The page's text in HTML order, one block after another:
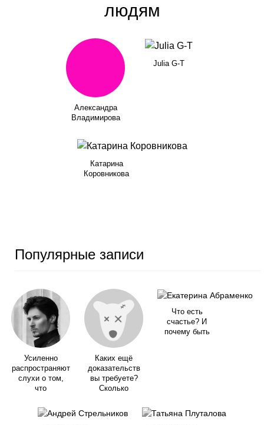
людям
Александра
Владимирова
Julia G-T
Катарина
Коровникова
Популярные записи
Усиленно
распространяют
слухи о том,
что
Каких ещё
доказательств
вы требуете?
Сколько
Что есть
счастье? И
почему быть